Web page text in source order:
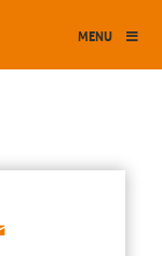
MENU